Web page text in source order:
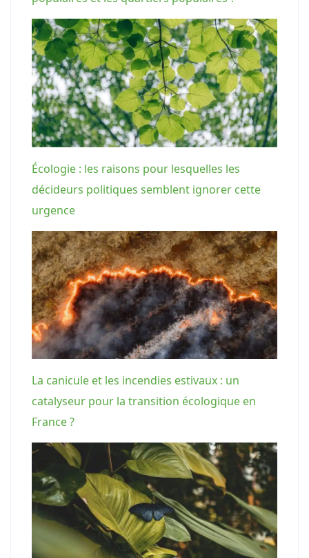
Écologie : les raisons pour lesquelles les
décideurs politiques semblent ignorer cette
urgence
La canicule et les incendies estivaux : un
catalyseur pour la transition écologique en
France ?